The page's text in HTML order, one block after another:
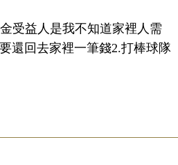
受益人是我不知道家裡人需
還回去家裡一筆錢2.打棒球隊